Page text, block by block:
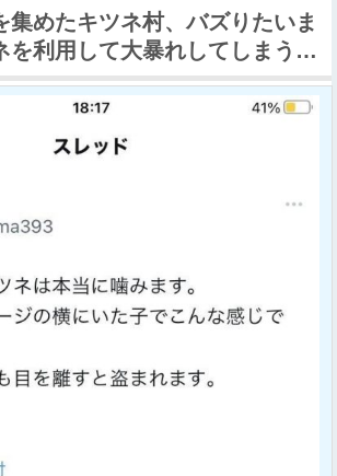
集めたキツネ村、バズりたいま
を利用して大暴れしてしまう…